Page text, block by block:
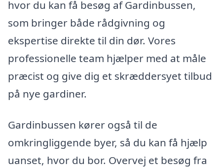
hvor du kan få besøg af Gardinbussen,
som bringer både rådgivning og
ekspertise direkte til din dør. Vores
professionelle team hjælper med at måle
præcist og give dig et skræddersyet tilbud
på nye gardiner.
Gardinbussen kører også til de
omkringliggende byer, så du kan få hjælp
uanset, hvor du bor. Overvej et besøg fra